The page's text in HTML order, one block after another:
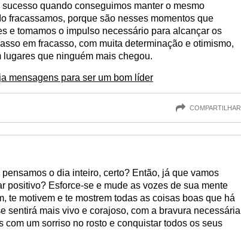
quando conseguimos manter o mesmo
fracassamos, porque são nesses momentos que
e tomamos o impulso necessário para alcançar os
em fracasso, com muita determinação e otimismo,
que ninguém mais chegou.
mensagens para ser um bom líder
COMPARTILHAR
o dia inteiro, certo? Então, já que vamos
positivo? Esforce-se e mude as vozes de sua mente
te motivem e te mostrem todas as coisas boas que há
sentirá mais vivo e corajoso, com a bravura necessária
com um sorriso no rosto e conquistar todos os seus